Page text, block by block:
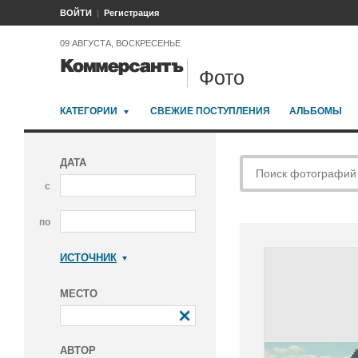
ВОЙТИ Регистрация
09 АВГУСТА, ВОСКРЕСЕНЬЕ
Фото
КАТЕГОРИИ СВЕЖИЕ ПОСТУПЛЕНИЯ АЛЬБОМЫ
ДАТА
с
по
ИСТОЧНИК
МЕСТО
АВТОР